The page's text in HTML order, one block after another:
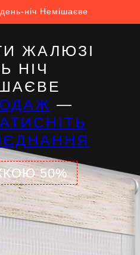
ніч Немішаєве
ЖАЛЮЗІ
НІЧ
—
50%